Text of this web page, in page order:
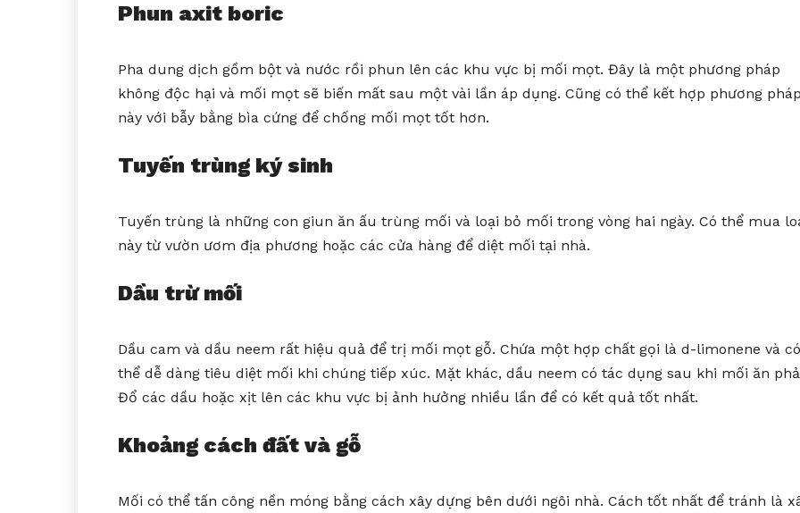
Phun axit boric
Pha dung dịch gồm bột và nước rồi phun lên các khu vực bị mối mọt. Đây là một phương pháp
không độc hại và mối mọt sẽ biến mất sau một vài lần áp dụng. Cũng có thể kết hợp phương
này với bẫy bằng bìa cứng để chống mối mọt tốt hơn.
Tuyến trùng ký sinh
Tuyến trùng là những con giun ăn ấu trùng mối và loại bỏ mối trong vòng hai ngày. Có thể mua
này từ vườn ươm địa phương hoặc các cửa hàng để diệt mối tại nhà.
Dầu trừ mối
Dầu cam và dầu neem rất hiệu quả để trị mối mọt gỗ. Chứa một hợp chất gọi là d-limonene và có
thể dễ dàng tiêu diệt mối khi chúng tiếp xúc. Mặt khác, dầu neem có tác dụng sau khi mối ăn
Đổ các dầu hoặc xịt lên các khu vực bị ảnh hưởng nhiều lần để có kết quả tốt nhất.
Khoảng cách đất và gỗ
Mối có thể tấn công nền móng bằng cách xây dựng bên dưới ngôi nhà. Cách tốt nhất để tránh là